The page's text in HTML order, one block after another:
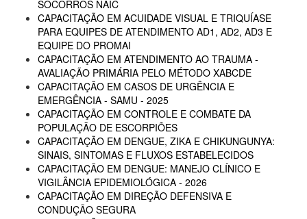
SOCORROS NAIC
CAPACITAÇÃO EM ACUIDADE VISUAL E TRIQUÍASE
PARA EQUIPES DE ATENDIMENTO AD1, AD2, AD3 E
EQUIPE DO PROMAI
CAPACITAÇÃO EM ATENDIMENTO AO TRAUMA -
AVALIAÇÃO PRIMÁRIA PELO MÉTODO XABCDE
CAPACITAÇÃO EM CASOS DE URGÊNCIA E
EMERGÊNCIA - SAMU - 2025
CAPACITAÇÃO EM CONTROLE E COMBATE DA
POPULAÇÃO DE ESCORPIÕES
CAPACITAÇÃO EM DENGUE, ZIKA E CHIKUNGUNYA:
SINAIS, SINTOMAS E FLUXOS ESTABELECIDOS
CAPACITAÇÃO EM DENGUE: MANEJO CLÍNICO E
VIGILÂNCIA EPIDEMIOLÓGICA - 2026
CAPACITAÇÃO EM DIREÇÃO DEFENSIVA E
CONDUÇÃO SEGURA